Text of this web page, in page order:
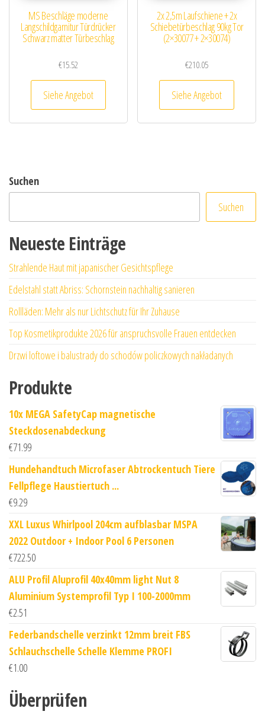
MS Beschläge moderne
Langschildgarnitur Türdrücker
Schwarz matter Türbeschlag
€15.52
Siehe Angebot
2x 2,5m Laufschiene + 2x
Schiebetürbeschlag 90kg Tor
(2×30077 + 2×30074)
€210.05
Siehe Angebot
Suchen
Suchen
Neueste Einträge
Strahlende Haut mit japanischer Gesichtspflege
Edelstahl statt Abriss: Schornstein nachhaltig sanieren
Rollläden: Mehr als nur Lichtschutz für Ihr Zuhause
Top Kosmetikprodukte 2026 für anspruchsvolle Frauen entdecken
Drzwi loftowe i balustrady do schodów policzkowych nakładanych
Produkte
10x MEGA SafetyCap magnetische
Steckdosenabdeckung
€71.99
Hundehandtuch Microfaser Abtrockentuch Tiere
Fellpflege Haustiertuch ...
€9.29
XXL Luxus Whirlpool 204cm aufblasbar MSPA
2022 Outdoor + Indoor Pool 6 Personen
€722.50
ALU Profil Aluprofil 40x40mm light Nut 8
Aluminium Systemprofil Typ I 100-2000mm
€2.51
Federbandschelle verzinkt 12mm breit FBS
Schlauchschelle Schelle Klemme PROFI
€1.00
Überprüfen